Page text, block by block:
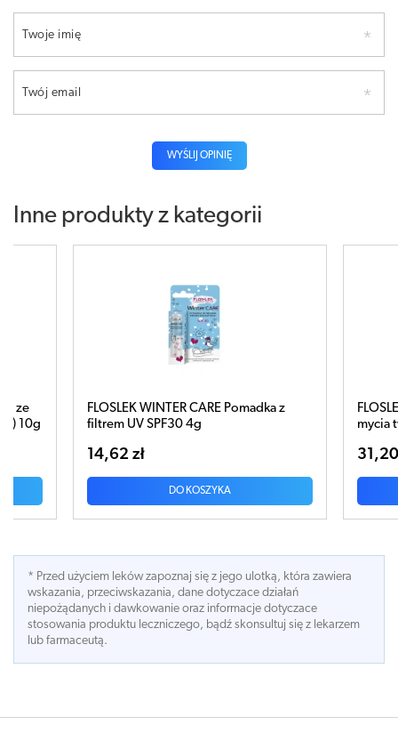
Twoje imię
Twój email
WYŚLIJ OPINIĘ
Inne produkty z kategorii
ze
10g
FLOSLEK WINTER CARE Pomadka z
filtrem UV SPF30 4g
14,62 zł
DO KOSZYKA
mycia
31,20
* Przed użyciem leków zapoznaj się z jego ulotką, która zawiera
wskazania, przeciwskazania, dane dotyczace działań
niepożądanych i dawkowanie oraz informacje dotyczace
stosowania produktu leczniczego, bądź skonsultuj się z lekarzem
lub farmaceutą.